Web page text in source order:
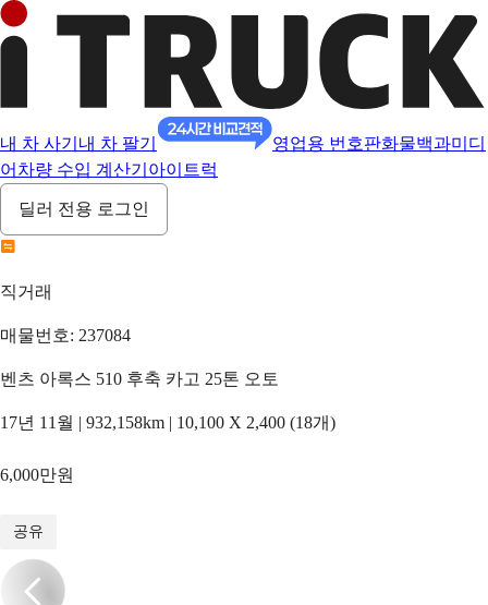
내 차 사기 내 차 팔기 영업용 번호판화물백과미디
어 차량 수입 계산기 아이트럭
딜러 전용 로그인
직거래
매물번호: 237084
벤츠 아록스 510 후축 카고 25톤 오토
17년 11월 | 932,158km | 10,100 X 2,400 (18개)
6,000만원
공유
/1